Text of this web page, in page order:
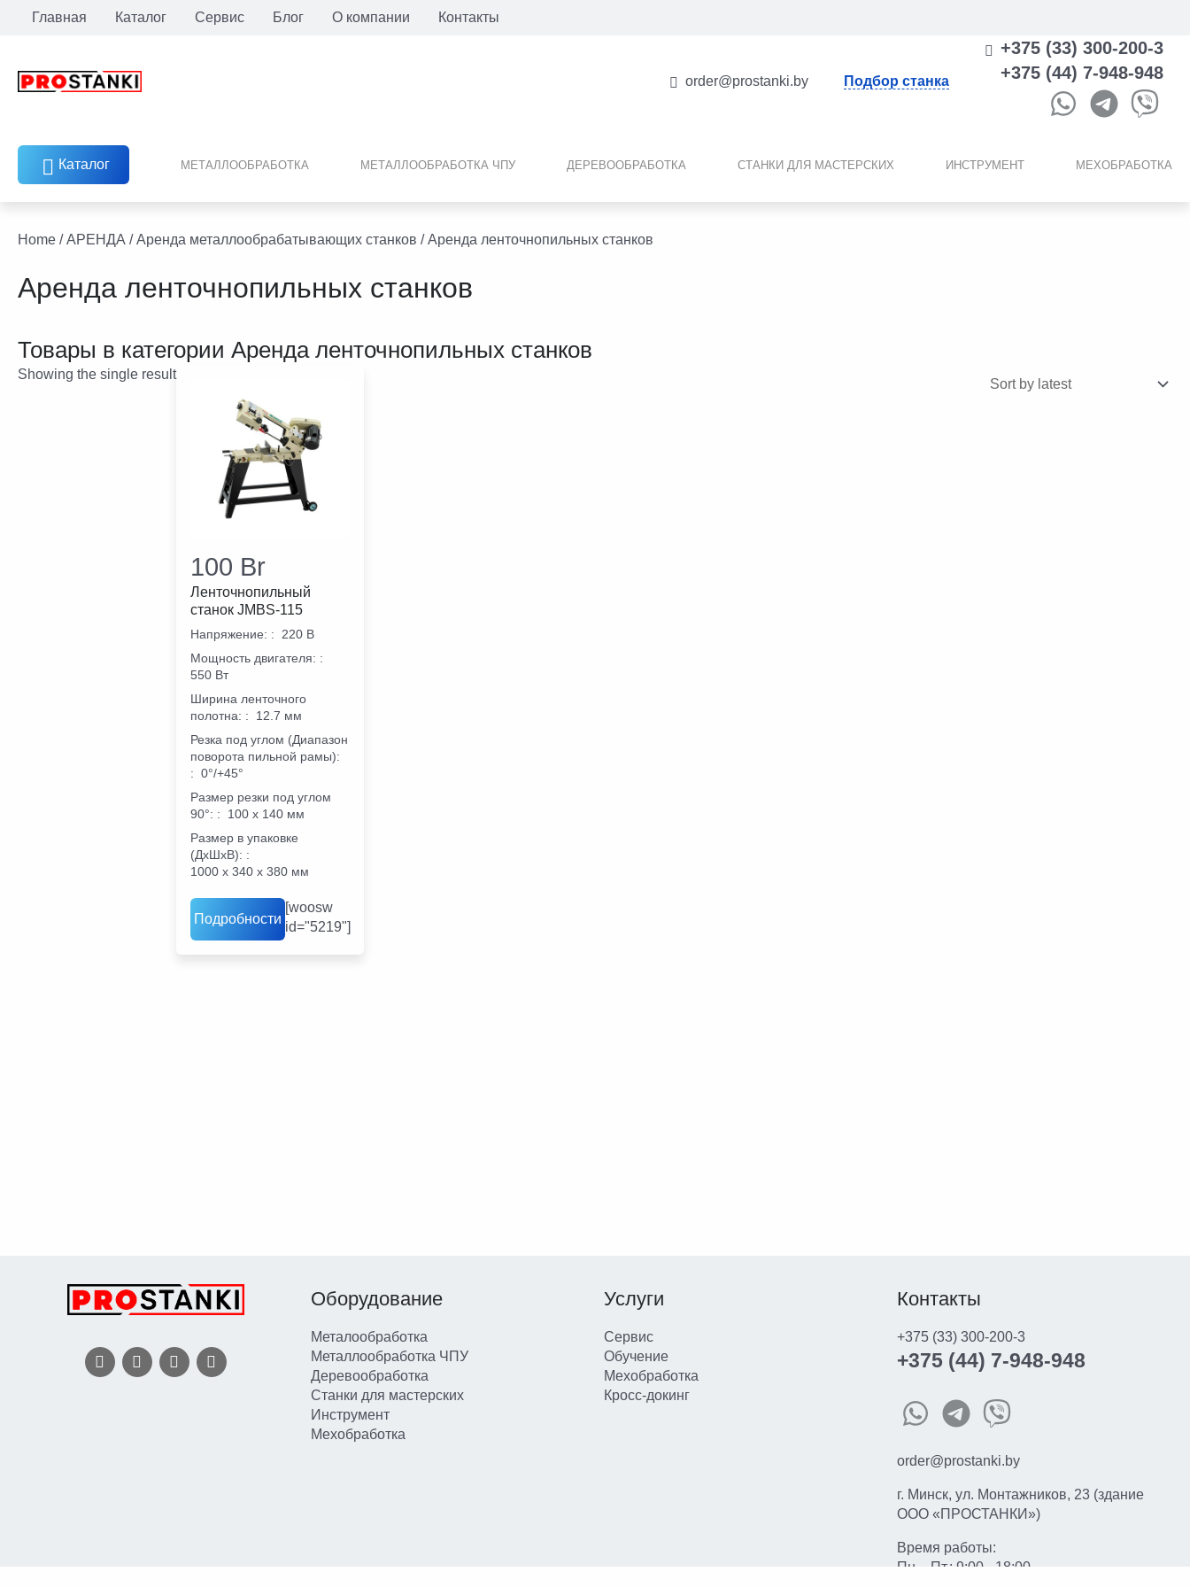
Перейти
Главная Каталог Сервис Блог О компании Контакты
order@prostanki.by Подбор станка
+375 (33) 300-200-3
+375 (44) 7-948-948
Каталог МЕТАЛЛООБРАБОТКА МЕТАЛЛООБРАБОТКА ЧПУ ДЕРЕВООБРАБОТКА СТАНКИ ДЛЯ МАСТЕРСКИХ ИНСТРУМЕНТ МЕХОБРАБОТКА
Home /АРЕНДА /Аренда металлообрабатывающих станков / Аренда ленточнопильных станков
Аренда ленточнопильных станков
Товары в категории Аренда ленточнопильных станков
Showing the single result
100 Br
Ленточнопильный
станок JMBS-115
Напряжение: :
220 В
Мощность двигателя: :
550 Вт
Ширина ленточного
полотна: :
12.7 мм
Резка под углом (Диапазон
поворота пильной рамы):
: 0°/+45°
Размер резки под углом
90°: :
100 х 140 мм
Размер в упаковке
(ДхШхВ): :
1000 х 340 х 380 мм
Подробности
[woosw
id="5219"]
Оборудование
Металообработка
Металлообработка ЧПУ
Деревообработка
Станки для мастерских
Инструмент
Мехобработка
Услуги
Сервис
Обучение
Мехобработка
Кросс-докинг
Контакты
+375 (33) 300-200-3
+375 (44) 7-948-948
order@prostanki.by
г. Минск, ул. Монтажников, 23 (здание
ООО «ПРОСТАНКИ»)
Время работы:
Пн. - Пт.: 9:00 - 18:00